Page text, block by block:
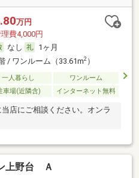
万円
費4,000円
なし
1ヶ月
/ ワンルーム（33.61m2）
一人暮らし
ワンルーム
車場(近隣含) インターネット無料
店にご相談ください。オンラ
上野台 Ａ